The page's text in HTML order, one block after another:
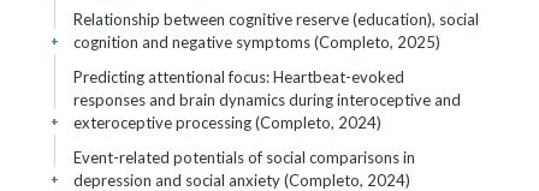
Relationship between cognitive reserve (education), social
cognition and negative symptoms (Completo, 2025)
+
Predicting attentional focus: Heartbeat-evoked
responses and brain dynamics during interoceptive and
exteroceptive processing (Completo, 2024)
+
Event-related potentials of social comparisons in
depression and social anxiety (Completo, 2024)
+